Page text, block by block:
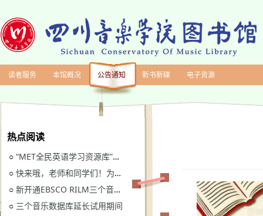
读者服务 本馆概况 公告通知 新书新碟 电子资源
热点阅读
○ “MET全民英语学习资源库”继续开通试用
○ 快来哦，老师和同学们！为川音图书馆“十四五”规划建言献策
○ 新开通EBSCO RILM三个音乐类数据库免费试用
○ 三个音乐数据库延长试用期间